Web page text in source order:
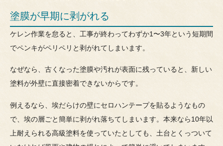
塗膜が早期に剥がれる
ケレン作業を怠ると、工事が終わってわずか1〜3年という短期間
でペンキがペリペリと剥がれてしまいます。
なぜなら、古くなった塗膜や汚れが表面に残っていると、新しい
塗料が外壁に直接密着できないからです。
例えるなら、埃だらけの壁にセロハンテープを貼るようなもの
で、埃の層ごと簡単に剥がれ落ちてしまいます。本来なら10年以
上耐えられる高級塗料を使っていたとしても、土台とくっついて